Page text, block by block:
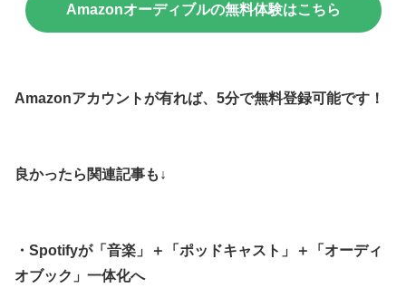
Amazonオーディブルの無料体験はこちら
Amazonアカウントが有れば、5分で無料登録可能です！
良かったら関連記事も↓
・Spotifyが「音楽」＋「ポッドキャスト」＋「オーディ
オブック」一体化へ